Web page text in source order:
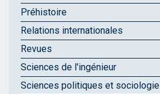
Préhistoire
Relations internationales
Revues
Sciences de l'ingénieur
Sciences politiques et sociologie